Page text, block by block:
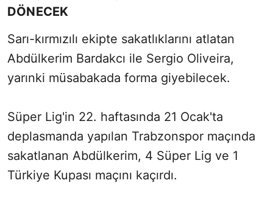
DÖNECEK
Sarı-kırmızılı ekipte sakatlıklarını atlatan
Abdülkerim Bardakcı ile Sergio Oliveira,
yarınki müsabakada forma giyebilecek.
Süper Lig'in 22. haftasında 21 Ocak'ta
deplasmanda yapılan Trabzonspor maçında
sakatlanan Abdülkerim, 4 Süper Lig ve 1
Türkiye Kupası maçını kaçırdı.